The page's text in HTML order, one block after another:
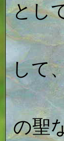
とし
して
の聖